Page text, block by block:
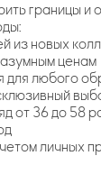
границы и
из новых
ценам
для любого
от 36 до 58
личных